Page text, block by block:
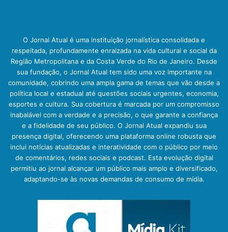
O Jornal Atual é uma instituição jornalística consolidada e
respeitada, profundamente enraizada na vida cultural e social da
Região Metropolitana e da Costa Verde do Rio de Janeiro. Desde
sua fundação, o Jornal Atual tem sido uma voz importante na
comunidade, cobrindo uma ampla gama de temas que vão desde a
política local e estadual até questões sociais urgentes, economia,
esportes e cultura. Sua cobertura é marcada por um compromisso
inabalável com a verdade e a precisão, o que garante a confiança
e a fidelidade de seu público. O Jornal Atual expandiu sua
presença digital, oferecendo uma plataforma online robusta que
inclui notícias atualizadas e interatividade com o público por meio
de comentários, redes sociais e podcast. Esta evolução digital
permitiu ao jornal alcançar um público mais amplo e diversificado,
adaptando-se às novas demandas de consumo de mídia.